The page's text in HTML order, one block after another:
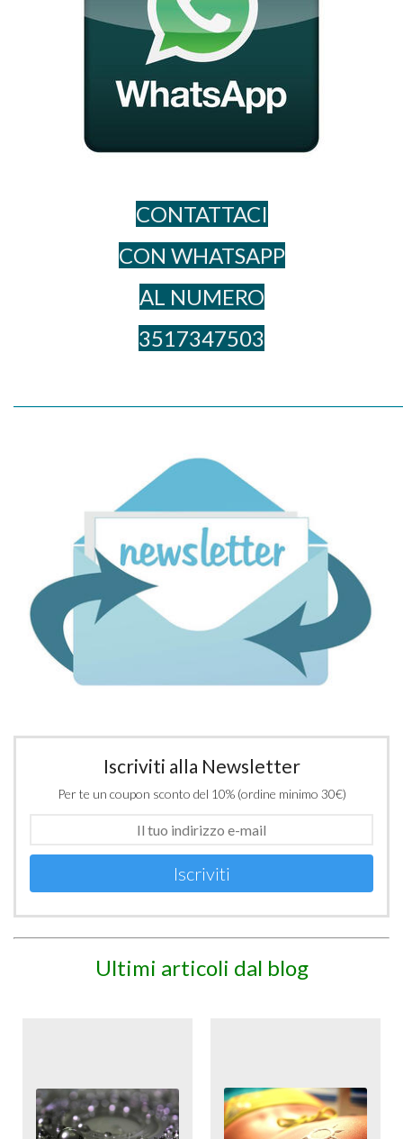
CONTATTACI
CON WHATSAPP
AL NUME​RO
3517347503
Iscriviti alla Newsletter
Per te un coupon sconto del 10% (ordine minimo 30€)
Iscriviti
Ultimi articoli dal blog